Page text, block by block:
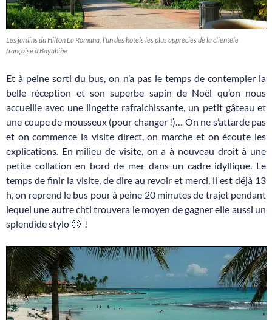
Les jardins du Hilton La Romana, l’un des hôtels les plus appréciés de la clientèle
française à Bayahibe
Et à peine sorti du bus, on n’a pas le temps de contempler la
belle réception et son superbe sapin de Noël qu’on nous
accueille avec une lingette rafraichissante, un petit gâteau et
une coupe de mousseux (pour changer !)… On ne s’attarde pas
et on commence la visite direct, on marche et on écoute les
explications. En milieu de visite, on a à nouveau droit à une
petite collation en bord de mer dans un cadre idyllique. Le
temps de finir la visite, de dire au revoir et merci, il est déjà 13
h, on reprend le bus pour à peine 20 minutes de trajet pendant
lequel une autre chti trouvera le moyen de gagner elle aussi un
splendide stylo 🙂 !